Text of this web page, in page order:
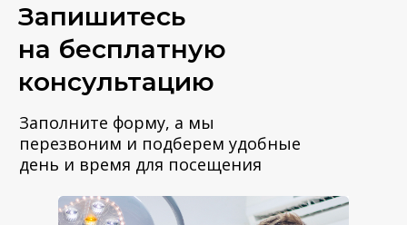
Запишитесь
на бесплатную
консультацию
Заполните форму, а мы
перезвоним и подберем удобные
день и время для посещения